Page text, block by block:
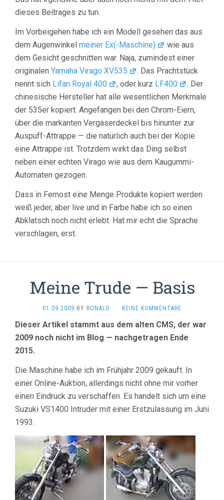
dieses Beitrages zu tun.
Im Vorbeigehen habe ich ein Modell gesehen das aus
dem Augenwinkel meiner Ex(-Maschine)
wie aus
dem Gesicht geschnitten war. Naja, zumindest einer
originalen Yamaha Virago XV535
. Das Prachtstück
nennt sich Lifan Royal 400 , oder kurz LF400
. Der
chinesische Hersteller hat alle wesentlichen Merkmale
der 535er kopiert. Angefangen bei den Chrom-Eiern,
über die markanten Vergaserdeckel bis hinunter zur
Auspuff-Attrappe — die natürlich auch bei der Kopie
eine Attrappe ist. Trotzdem wirkt das Ding selbst
neben einer echten Virago wie aus dem Kaugummi-
Automaten gezogen.
Dass in Fernost eine Menge Produkte kopiert werden
weiß jeder, aber live und in Farbe habe ich so einen
Abklatsch noch nicht erlebt. Hat mir echt die Sprache
verschlagen, erst.
Meine Trude — Basis
01.09.2009 BY RONALD · KEINE KOMMENTARE
Dieser Artikel stammt aus dem alten CMS, der war
2009 noch nicht im Blog — nachgetragen Ende
2015.
Die Maschine habe ich im Frühjahr 2009 gekauft. In
einer Online-Auktion, allerdings nicht ohne mir vorher
einen Eindruck zu verschaffen. Es handelt sich um eine
Suzuki VS1400 Intruder mit einer Erstzulassung im Juni
1993.